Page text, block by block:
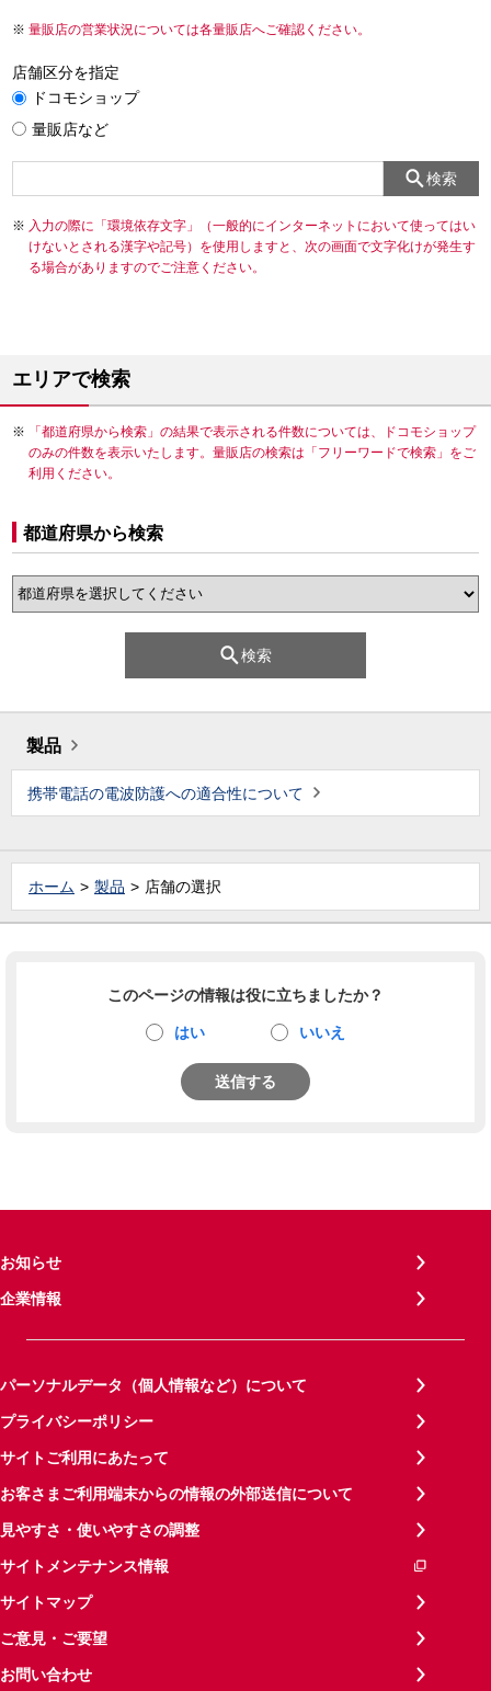
量販店の営業状況については各量販店へご確認ください。
店舗区分を指定
ドコモショップ
量販店など
検索
入力の際に「環境依存文字」（一般的にインターネットにおいて使ってはい
けないとされる漢字や記号）を使用しますと、次の画面で文字化けが発生す
る場合がありますのでご注意ください。
エリアで検索
「都道府県から検索」の結果で表示される件数については、ドコモショップ
のみの件数を表示いたします。量販店の検索は「フリーワードで検索」をご
利用ください。
都道府県から検索
検索
製品
携帯電話の電波防護への適合性について
ホーム 製品 店舗の選択
このページの情報は役に立ちましたか？
はい いいえ
送信する
お知らせ
企業情報
パーソナルデータ（個人情報など）について
プライバシーポリシー
サイトご利用にあたって
お客さまご利用端末からの情報の外部送信について
見やすさ・使いやすさの調整
サイトメンテナンス情報
サイトマップ
ご意見・ご要望
お問い合わせ